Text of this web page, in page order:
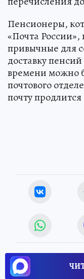
Пенсионеры,
«Почта России»,
привычные для
доставку
времени можно
почтового
почту